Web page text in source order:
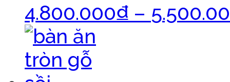
4.800.000₫ –